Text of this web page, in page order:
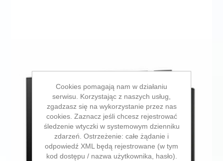
Cookies pomagają nam w działaniu
serwisu. Korzystając z naszych usług,
zgadzasz się na wykorzystanie przez nas
cookies. Zaznacz jeśli chcesz rejestrować
śledzenie wtyczki w systemowym dzienniku
zdarzeń. Ostrzeżenie: całe żądanie i
odpowiedź XML będą rejestrowane (w tym
kod dostępu / nazwa użytkownika, hasło).